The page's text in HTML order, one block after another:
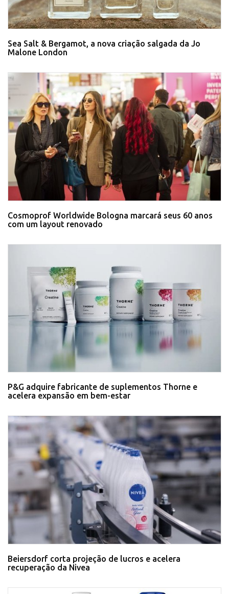
Sea Salt & Bergamot, a nova criação salgada da Jo
Malone London
Cosmoprof Worldwide Bologna marcará seus 60 anos
com um layout renovado
P&G adquire fabricante de suplementos Thorne e
acelera expansão em bem-estar
Beiersdorf corta projeção de lucros e acelera
recuperação da Nivea